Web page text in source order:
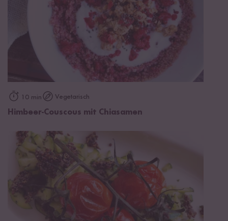
10 min Vegetarisch
Himbeer-Couscous mit Chiasamen